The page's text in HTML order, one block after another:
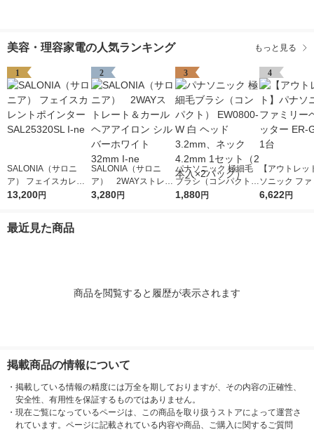
美容・理容家電の人気ランキング もっと見る
1
SALONIA（サロニ
ア） フェイスカレン
トポインター SAL253
13,200円
2
SALONIA（サロニ
ア） 2WAYストレー
ト＆カールヘアアイロ
3,280円
3
パナソニック 極細毛
ブラシ（コンパクト）
EW0800-W 白 ヘッド
1,880円
4
【アウトレッ
ソニック フ
ヘアカッター
6,622円
最近見た商品
商品を閲覧すると履歴が表示されます
掲載商品の情報について
・ 掲載している情報の精度には万全を期しておりますが、その内容の正確性、
安全性、有用性を保証するものではありません。
・ 現在ご覧になっているページは、この商品を取り扱うストアによって運営さ
れています。ページに記載されている内容や商品、ご購入に関するご質問